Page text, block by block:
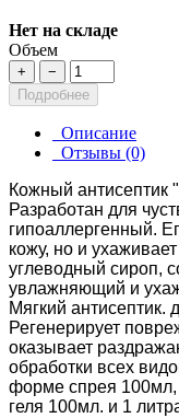
Нет на складе
Объем
+
−
Подробнее
Описание
Отзывы (0)
Кожный антисептик
Разработан для
гипоаллергенный.
кожу, но и
углеводный сироп,
увлажняющий и
Мягкий антисептик.
Регенерирует
оказывает
обработки всех
форме спрея 100мл,
геля 100мл. и 1